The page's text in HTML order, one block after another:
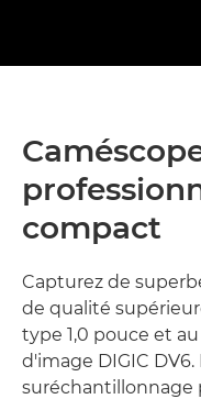
compact
Capturez de
de qualité
type 1,0 pouce et
d'image DIGIC
suréchantillonnage